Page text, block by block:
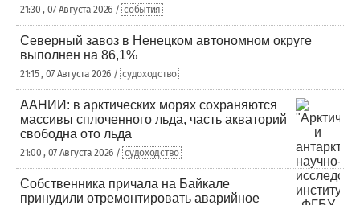
21:30 , 07 Августа 2026 / события
Северный завоз в Ненецком автономном округе
выполнен на 86,1%
21:15 , 07 Августа 2026 / судоходство
ААНИИ: в арктических морях сохраняются
массивы сплоченного льда, часть акваторий
свободна ото льда
21:00 , 07 Августа 2026 / судоходство
Собственника причала на Байкале
принудили отремонтировать аварийное